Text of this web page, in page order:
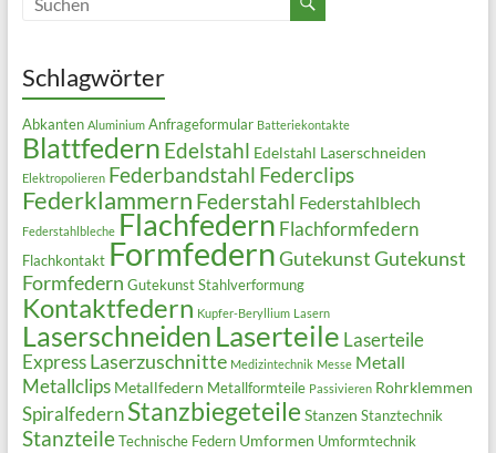
Schlagwörter
Abkanten Aluminium Anfrageformular Batteriekontakte
Blattfedern Edelstahl Edelstahl Laserschneiden
Elektropolieren Federbandstahl Federclips
Federklammern Federstahl Federstahlblech
Federstahlbleche Flachfedern Flachformfedern
Flachkontakt FormfedernGutekunstGutekunst
Formfedern Gutekunst Stahlverformung
Kontaktfedern Kupfer-Beryllium Lasern
Laserschneiden Laserteile Laserteile
Express Laserzuschnitte Medizintechnik Messe Metall
Metallclips Metallfedern Metallformteile Passivieren Rohrklemmen
Spiralfedern Stanzbiegeteile Stanzen Stanztechnik
Stanzteile Technische Federn Umformen Umformtechnik